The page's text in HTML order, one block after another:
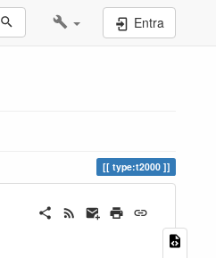
Entra
type:t2000